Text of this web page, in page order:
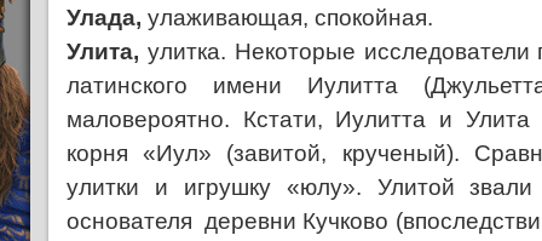
Улада, улаживающая, спокойная.
Улита, улитка. Некоторые исследователи
латинского имени Иулитта
маловероятно. Кстати, Иулитта и
корня «Иул» (завитой, крученый).
улитки и игрушку «юлу». Улитой
основателя деревни Кучково